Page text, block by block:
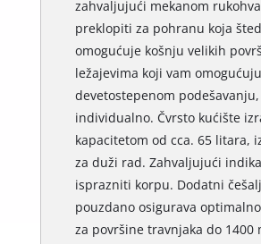
zahvaljujući mekanom
preklopiti za pohranu koja
omogućuje košnju velikih
ležajevima koji vam
devetostepenom
individualno. Čvrsto kućište
kapacitetom od cca. 65 litara,
za duži rad. Zahvaljujući
isprazniti korpu. Dodatni
pouzdano osigurava
za površine travnjaka do 1400